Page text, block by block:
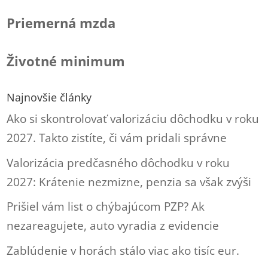
Priemerná mzda
Životné minimum
Najnovšie články
Ako si skontrolovať valorizáciu dôchodku v roku
2027. Takto zistíte, či vám pridali správne
Valorizácia predčasného dôchodku v roku
2027: Krátenie nezmizne, penzia sa však zvýši
Prišiel vám list o chýbajúcom PZP? Ak
nezareagujete, auto vyradia z evidencie
Zablúdenie v horách stálo viac ako tisíc eur.